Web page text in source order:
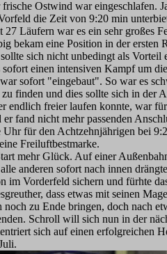
Ostwind war eingeschlafen.
die Zeit von 9:20 min
27 Läufern war es ein sehr großes
bekam eine Position in der ersten
sich nicht unbedingt als Vorteil
sofort einen intensiven Kampf um
sofort "eingebaut". So war es
finden und dies sollte sich in der
endlich freier laufen konnte, war
fand nicht mehr passenden
für den Achtzehnjährigen bei
Freiluftbestmarke.
mehr Glück. Auf einer
anderen sofort nach innen
im Vorderfeld sichern und fürhte
dass etwas mit seinen
noch zu Ende bringen, doch nach
Schroll will sich nun in der
sich auf einen erfolgreichen